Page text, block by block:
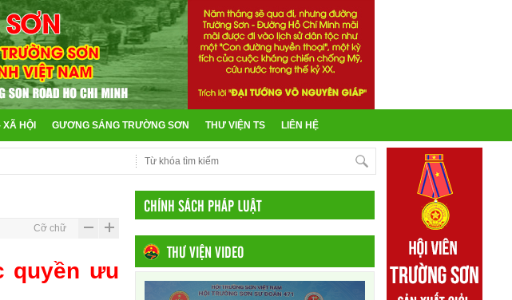
HỘI GƯƠNG SÁNG TRƯỜNG SƠN THƯ VIỆN TS LIÊN HỆ
Cỡ chữ
quyền ưu
CHÍNH SÁCH PHÁP LUẬT
THƯ VIỆN VIDEO